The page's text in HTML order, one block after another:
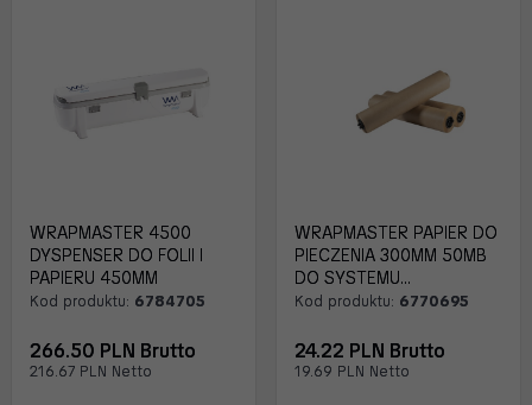
WRAPMASTER 4500
DYSPENSER DO FOLII I
PAPIERU 450MM
Kod produktu: 6784705
266.50 PLN Brutto
216.67 PLN Netto
WRAPMASTER PAPIER DO
PIECZENIA 300MM 50MB
DO SYSTEMU
DOZOWANIA
Kod produktu: 6770695
24.22 PLN Brutto
19.69 PLN Netto